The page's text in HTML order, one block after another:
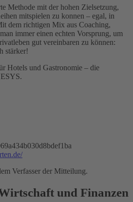
Methode mit der hohen Zielsetzung,
mitspielen zu konnen – egal, in
dem richtigen Mix aus Coaching,
immer einen echten Vorsprung, um
gut vereinbaren zu können:
stärker!
Hotels und Gastronomie – die
Verfasser der Mitteilung.
und Finanzen